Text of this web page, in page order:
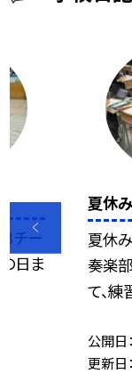
チー
日ま
夏休
夏休
奏楽
て、
公開日
更新日